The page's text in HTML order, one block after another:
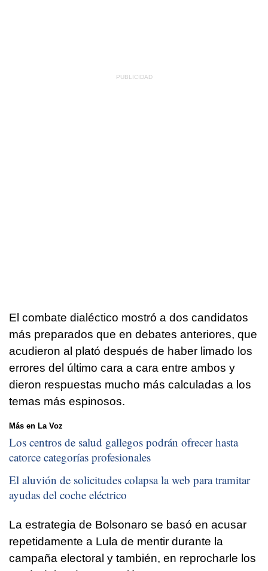
El combate dialéctico mostró a dos candidatos
más preparados que en debates anteriores, que
acudieron al plató después de haber limado los
errores del último cara a cara entre ambos y
dieron respuestas mucho más calculadas a los
temas más espinosos.
Más en La Voz
Los centros de salud gallegos podrán ofrecer hasta
catorce categorías profesionales
El aluvión de solicitudes colapsa la web para tramitar
ayudas del coche eléctrico
La estrategia de Bolsonaro se basó en acusar
repetidamente a Lula de mentir durante la
campaña electoral y también, en reprocharle los